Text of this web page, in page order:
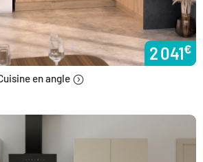
2 041€
en angle